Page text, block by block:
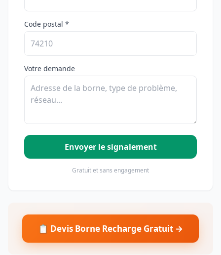
Code postal *
Votre demande
Envoyer le signalement
Gratuit et sans engagement
📋 Devis Borne Recharge Gratuit →